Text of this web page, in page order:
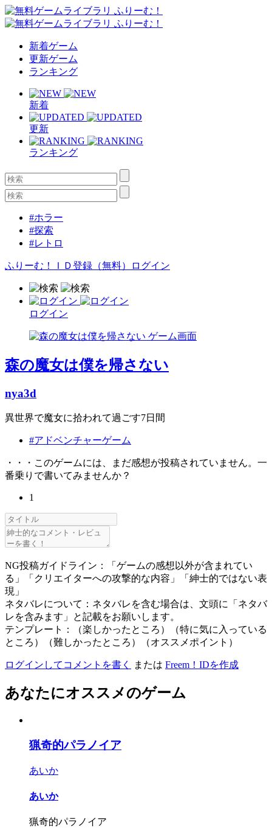
新着ゲーム
更新ゲーム
ランキング
新着
更新
ランキング
#ホラー
#探索
#レトロ
ふりーむ！ＩＤ登録（無料） ログイン
ログイン
森の魔女は僕を帰さない
nya3d
異世界で魔女に拾われて過ごす7日間
#アドベンチャーゲーム
・・・このゲームには、まだ感想が投稿されていません。一
番乗りで書いてみませんか？
1
NG投稿ガイドライン：「ゲームの感想以外が含まれてい
る」「クリエイターへの攻撃的な内容」「紳士的ではない表
現」
ネタバレについて：ネタバレを含む場合は、文頭に「ネタバ
レを含みます」と記載をお願いします。
テンプレート：（楽しかったところ）（特に気に入っている
ところ）（難しかったところ）（オススメポイント）
ログインしてコメントを書く または Freem！IDを作成
あなたにオススメのゲーム
猟奇的パラノイア
あいか
あいか
猟奇的パラノイア